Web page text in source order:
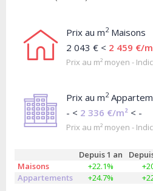
Prix au m2Maisons
2 043 € < 2 459 €/
Prix au m² moyen -
Prix au m2
- < 2 336 €/m² < -
Prix au m² moyen -
Depuis 1 an
Maisons
+22.1%
Appartements
+24.7%